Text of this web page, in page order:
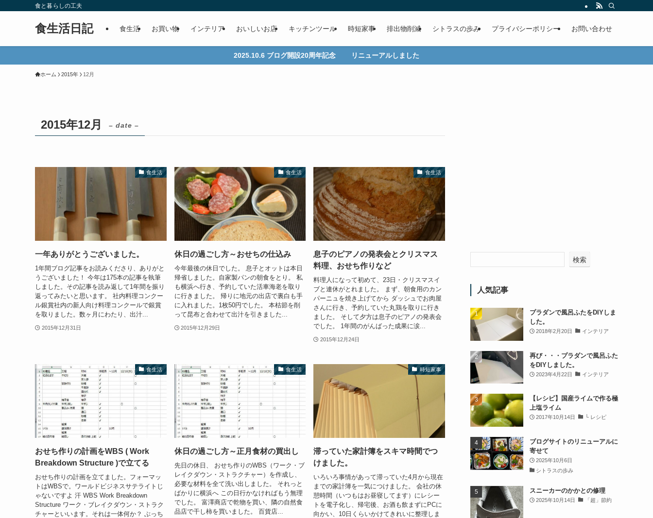
食と暮らしの工夫
食生活日記 食生活 お買い物 インテリア おいしいお店 キッチンツール 時短家事 排出物削減 シトラスの歩み プライバシーポリシー お問い合わせ
2025.10.6 ブログ開設20周年記念 リニューアルしました
ホーム 2015年 12月
2015年12月 – date –
食生活
一年ありがとうございました。
1年間ブログ記事をお読みくださり、ありがと
うございました！ 今年は175本の記事を執筆
しました。その記事を読み返して1年間を振り
返ってみたいと思います。 社内料理コンクー
ル銀賞社内の新人向け料理コンクールで銀賞
を取りました。数ヶ月にわたり、出汁...
2015年12月31日
食生活
休日の過ごし方～おせちの仕込み
今年最後の休日でした。 息子とオットは本日
帰省しました。自家製パンの朝食をとり。 私
も横浜へ行き、予約していた活車海老を取り
に行きました。 帰りに地元の出店で裏白も手
に入れました。1枚50円でした。 本枯節を削
って昆布と合わせて出汁を引きました...
2015年12月29日
食生活
息子のピアノの発表会とクリスマス
料理、おせち作りなど
料理人になって初めて、23日・クリスマスイ
ブと連休がとれました。 まず、朝食用のカン
パーニュを焼き上げてから ダッシュでお肉屋
さんに行き、予約していた丸鶏を取りに行き
ました。 そして夕方は息子のピアノの発表会
でした。 1年間のがんばった成果に涙...
2015年12月24日
食生活
おせち作りの計画をWBS ( Work
Breakdown Structure )で立てる
おせち作りの計画を立てました。フォーマッ
トはWBSで。ワールドビジネスサテライトじ
ゃないですよ 汗 WBS Work Breakdown
Structure ワーク・ブレイクダウン・ストラク
チャーといいます。それは一体何か？ ぶっち
食生活
休日の過ごし方～正月食材の買出し
先日の休日、 おせち作りのWBS（ワーク・ブ
レイクダウン・ストラクチャー）を作成し、
必要な材料を全て洗い出しました。 それっと
ばかりに横浜へ この日行かなければもう無理
でした。 富澤商店で乾物を買い、隣の自然食
品店で干し柿を買いました。 百貨店...
時短家事
滞っていた家計簿をスキマ時間でつ
けました。
いろいろ事情があって滞っていた4月から現在
までの家計簿を一気につけました。 会社の休
憩時間（いつもはお昼寝してます）にレシー
トを電子化し、帰宅後、お酒も飲まずにPCに
向かい、10日くらいかけてきれいに整理しま
検索
人気記事
プラダンで風呂ふたをDIYしま
した。
2018年2月20日 インテリア
再び・・・プラダンで風呂ふた
をDIYしました。
2023年4月22日 インテリア
【レシピ】国産ライムで作る極
上塩ライム
2017年10月14日 └ レシピ
ブログサイトのリニューアルに
寄せて
2025年10月6日
シトラスの歩み
スニーカーのかかとの修理
2025年10月14日 「超」節約